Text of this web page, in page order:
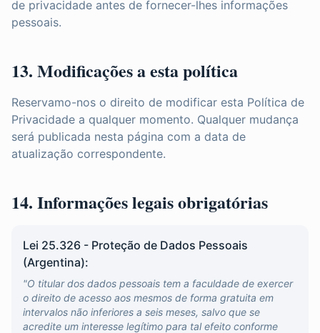
de privacidade antes de fornecer-lhes informações
pessoais.
13. Modificações a esta política
Reservamo-nos o direito de modificar esta Política de
Privacidade a qualquer momento. Qualquer mudança
será publicada nesta página com a data de
atualização correspondente.
14. Informações legais obrigatórias
Lei 25.326 - Proteção de Dados Pessoais
(Argentina):
"O titular dos dados pessoais tem a faculdade de exercer
o direito de acesso aos mesmos de forma gratuita em
intervalos não inferiores a seis meses, salvo que se
acredite um interesse legítimo para tal efeito conforme